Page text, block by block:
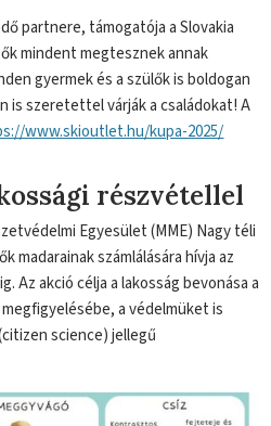
partnere, támogatója a Slovakia
mindent megtesznek annak
gyermek és a szülők is boldogan
is szeretettel várják a családokat! A
www.skioutlet.hu/kupa-2025/
részvétellel
Egyesület (MME) Nagy téli
madarainak számlálására hívja az
Az akció célja a lakosság bevonása a
a védelmüket is
science) jellegű